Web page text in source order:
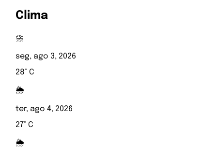
Clima
⛈️
seg, ago 3, 2026
28° C
🌦️
ter, ago 4, 2026
27° C
🌦️